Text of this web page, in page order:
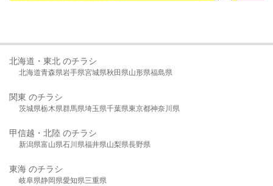
北海道・東北 のチラシ
北海道青森県岩手県宮城県秋田県山形県福島県
関東 のチラシ
茨城県栃木県群馬県埼玉県千葉県東京都神奈川県
甲信越・北陸 のチラシ
新潟県富山県石川県福井県山梨県長野県
東海 のチラシ
岐阜県静岡県愛知県三重県